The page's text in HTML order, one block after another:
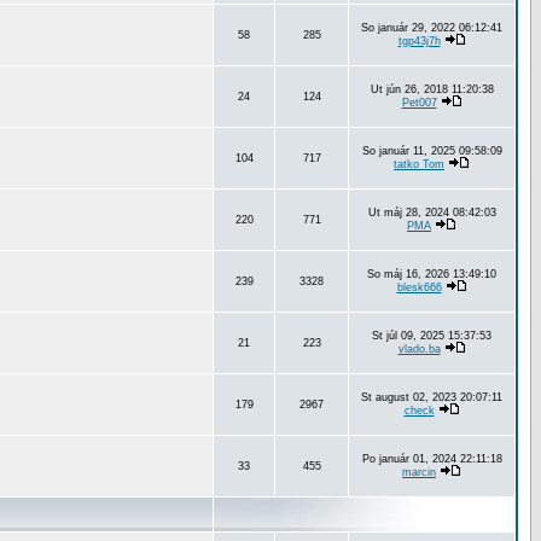
58 285
So január 29, 2022 06:12:41
tgp43j7h
24 124
Ut jún 26, 2018 11:20:38
Pet007
104 717
So január 11, 2025 09:58:09
tatko Tom
220 771
Ut máj 28, 2024 08:42:03
PMA
239 3328
So máj 16, 2026 13:49:10
blesk666
21 223
St júl 09, 2025 15:37:53
vlado.ba
179 2967
St august 02, 2023 20:07:11
check
33 455
Po január 01, 2024 22:11:18
marcin